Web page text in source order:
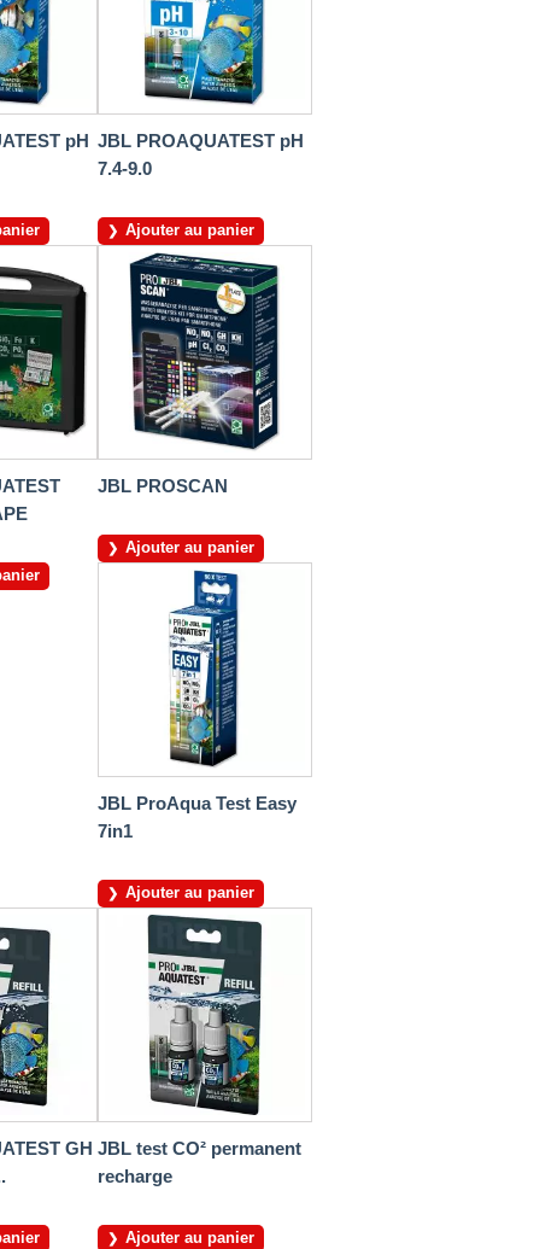
pH JBL PROAQUATEST pH
7.4-9.0
Ajouter au panier
JBL PROSCAN
Ajouter au panier
JBL ProAqua Test Easy
7in1
Ajouter au panier
GH JBL test CO² permanent
recharge
Ajouter au panier